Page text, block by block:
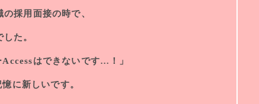
採用面接の時で、
た。
はできないです…！」
に新しいです。